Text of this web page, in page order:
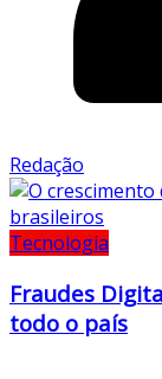
Redação
Tecnologia
Fraudes
todo o país